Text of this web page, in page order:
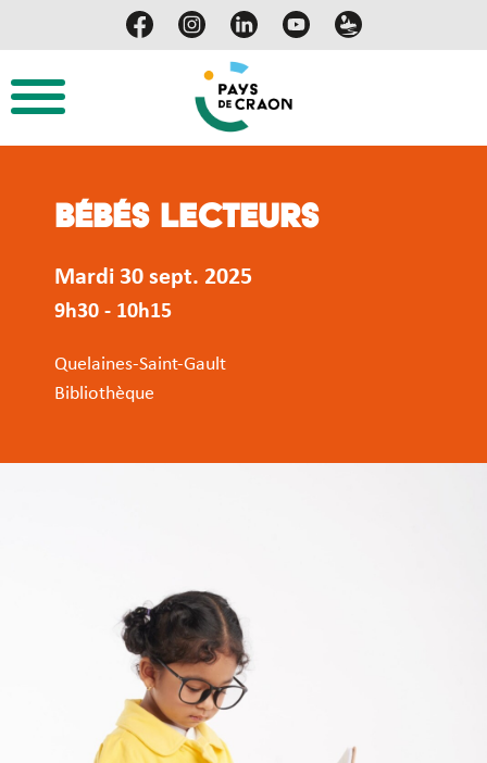
Bébés lecteurs
Mardi 30 sept. 2025
9h30 - 10h15
Quelaines-Saint-Gault
Bibliothèque